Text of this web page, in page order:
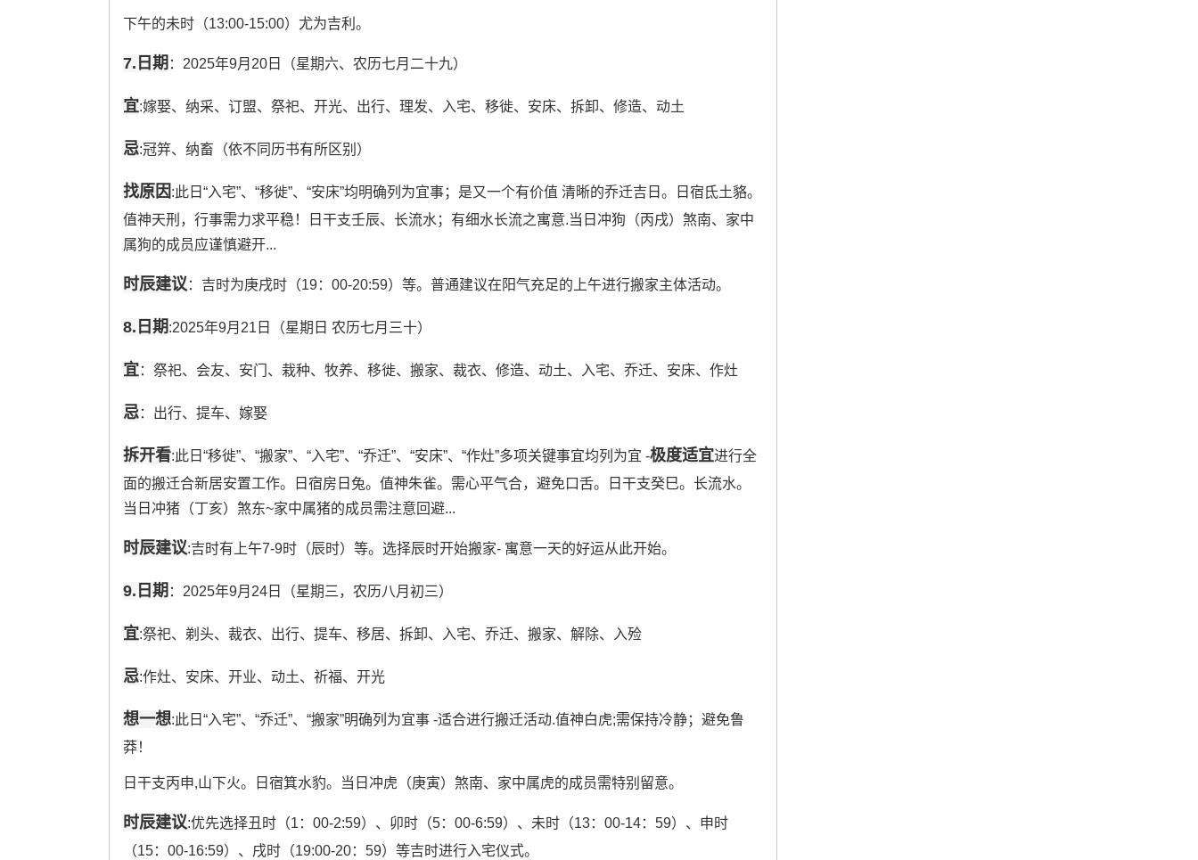
下午的未时（13:00-15:00）尤为吉利。
7.日期 ：2025年9月20日（星期六、农历七月二十九）
宜:嫁娶、纳采、订盟、祭祀、开光、出行、理发、入宅、移徙、安床、拆卸、修造、动土
忌:冠笄、纳畜（依不同历书有所区别）
找原因 :此日“入宅”、“移徙”、“安床”均明确列为宜事；是又一个有价值 清晰的乔迁吉日。日宿氐土貉。
值神天刑，行事需力求平稳！日干支壬辰、长流水；有细水长流之寓意.当日冲狗（丙戌）煞南、家中
属狗的成员应谨慎避开...
时辰建议 ：吉时为庚戌时（19：00-20:59）等。普通建议在阳气充足的上午进行搬家主体活动。
8.日期:2025年9月21日（星期日 农历七月三十）
宜：祭祀、会友、安门、栽种、牧养、移徙、搬家、裁衣、修造、动土、入宅、乔迁、安床、作灶
忌：出行、提车、嫁娶
拆开看:此日“移徙”、“搬家”、“入宅”、“乔迁”、“安床”、“作灶”多项关键事宜均列为宜 -极度适宜进行全
面的搬迁合新居安置工作。日宿房日兔。值神朱雀。需心平气合，避免口舌。日干支癸巳。长流水。
当日冲猪（丁亥）煞东~家中属猪的成员需注意回避...
时辰建议:吉时有上午7-9时（辰时）等。选择辰时开始搬家- 寓意一天的好运从此开始。
9.日期 ：2025年9月24日（星期三，农历八月初三）
宜:祭祀、剃头、裁衣、出行、提车、移居、拆卸、入宅、乔迁、搬家、解除、入殓
忌:作灶、安床、开业、动土、祈福、开光
想一想:此日“入宅”、“乔迁”、“搬家”明确列为宜事 -适合进行搬迁活动.值神白虎;需保持冷静；避免鲁
莽！
日干支丙申,山下火。日宿箕水豹。当日冲虎（庚寅）煞南、家中属虎的成员需特别留意。
时辰建议:优先选择丑时（1：00-2:59）、卯时（5：00-6:59）、未时（13：00-14：59）、申时
（15：00-16:59）、戌时（19:00-20：59）等吉时进行入宅仪式。